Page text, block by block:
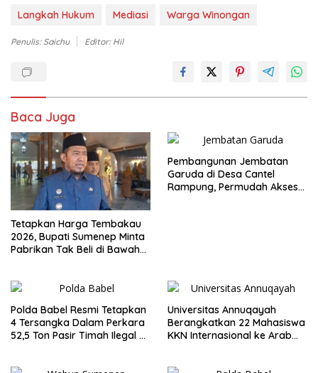
Langkah Hukum
Mediasi Warga Winongan
Penulis: Saichu Editor: Hil
Baca Juga
Tetapkan Harga Tembakau
2026, Bupati Sumenep Minta
Pabrikan Tak Beli di Bawah
Pembangunan Jembatan
Garuda di Desa Cantel
Rampung, Permudah Akses
Polda Babel Resmi Tetapkan
4 Tersangka Dalam Perkara
52,5 Ton Pasir Timah Ilegal di
Universitas Annuqayah
Berangkatkan 22 Mahasiswa
KKN Internasional ke Arab